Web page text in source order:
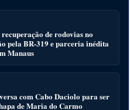
de rodovias no
pela BR-319 e parceria inédita
Manaus
com Cabo Daciolo para ser
de Maria do Carmo